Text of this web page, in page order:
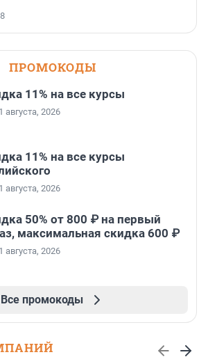
ПРОМОКОДЫ
11% на все курсы
августа, 2026
11% на все курсы
августа, 2026
50% от 800 ₽ на первый
максимальная скидка 600 ₽
августа, 2026
Все промокоды